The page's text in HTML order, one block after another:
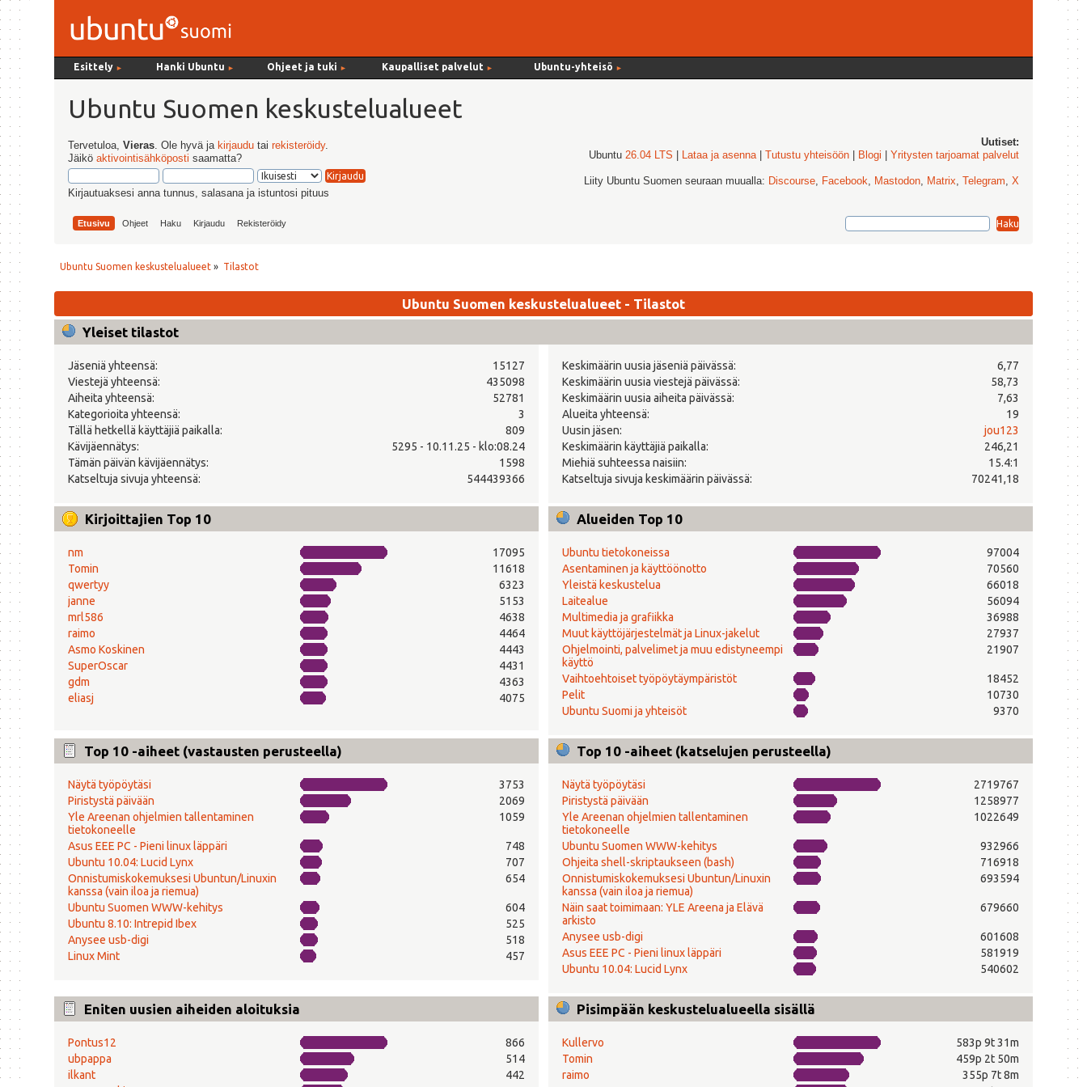
Esittely ► Hanki Ubuntu ► Ohjeet ja tuki ► Kaupalliset palvelut ► Ubuntu-yhteisö ►
Ubuntu Suomen keskustelualueet
Tervetuloa, Vieras. Ole hyvä ja kirjaudutai rekisteröidy.
Jäikö aktivointisähköposti saamatta?
Kirjautuaksesi anna tunnus, salasana ja istuntosi pituus
Uutiset:
Ubuntu26.04 LTS Lataa ja asenna|Tutustu yhteisöön Blogi |Yritysten tarjoamat palvelut
Liity Ubuntu Suomen seuraan muualla: Discourse, Facebook, Mastodon, Matrix,Telegram,X
Etusivu Ohjeet Haku Kirjaudu Rekisteröidy
Ubuntu Suomen keskustelualueet » Tilastot
Ubuntu Suomen keskustelualueet - Tilastot
Yleiset tilastot
Jäseniä yhteensä:
15127
Viestejä yhteensä:
435098
Aiheita yhteensä:
52781
Kategorioita yhteensä:
3
Tällä hetkellä käyttäjiä paikalla:
809
Kävijäennätys:
5295 - 10.11.25 - klo:08.24
Tämän päivän kävijäennätys:
1598
Katseltuja sivuja yhteensä:
544439366
Keskimäärin uusia jäseniä päivässä:
6,77
Keskimäärin uusia viestejä päivässä:
58,73
Keskimäärin uusia aiheita päivässä:
7,63
Alueita yhteensä:
19
Uusin jäsen:
jou123
Keskimäärin käyttäjiä paikalla:
246,21
Miehiä suhteessa naisiin:
15.4:1
Katseltuja sivuja keskimäärin päivässä:
70241,18
Kirjoittajien Top 10
nm
17095
Tomin
11618
qwertyy
6323
janne
5153
mrl586
4638
raimo
4464
Asmo Koskinen
4443
SuperOscar
4431
gdm
4363
eliasj
4075
Alueiden Top 10
Ubuntu tietokoneissa
97004
Asentaminen ja käyttöönotto
70560
Yleistä keskustelua
66018
Laitealue
56094
Multimedia ja grafiikka
36988
Muut käyttöjärjestelmät ja Linux-jakelut
27937
Ohjelmointi, palvelimet ja muu edistyneempi
käyttö
21907
Vaihtoehtoiset työpöytäympäristöt
18452
Pelit
10730
Ubuntu Suomi ja yhteisöt
9370
Top 10 -aiheet (vastausten perusteella)
Näytä työpöytäsi
3753
Piristystä päivään
2069
Yle Areenan ohjelmien tallentaminen
tietokoneelle
1059
Asus EEE PC - Pieni linux läppäri
748
Ubuntu 10.04: Lucid Lynx
707
Onnistumiskokemuksesi Ubuntun/Linuxin
kanssa (vain iloa ja riemua)
654
Ubuntu Suomen WWW-kehitys
604
Ubuntu 8.10: Intrepid Ibex
525
Anysee usb-digi
518
Linux Mint
457
Top 10 -aiheet (katselujen perusteella)
Näytä työpöytäsi
2719767
Piristystä päivään
1258977
Yle Areenan ohjelmien tallentaminen
tietokoneelle
1022649
Ubuntu Suomen WWW-kehitys
932966
Ohjeita shell-skriptaukseen (bash)
716918
Onnistumiskokemuksesi Ubuntun/Linuxin
kanssa (vain iloa ja riemua)
693594
Näin saat toimimaan: YLE Areena ja Elävä
arkisto
679660
Anysee usb-digi
601608
Asus EEE PC - Pieni linux läppäri
581919
Ubuntu 10.04: Lucid Lynx
540602
Eniten uusien aiheiden aloituksia
Pontus12
866
ubpappa
514
ilkant
442
Pisimpään keskustelualueella sisällä
Kullervo
583p 9t 31m
Tomin
459p 2t 50m
raimo
355p 7t 8m